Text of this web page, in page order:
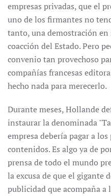
empresas privadas, que el
uno de los firmantes no
tanto, una demostración
coacción del Estado. Pero
convenio tan provechoso
compañías francesas
hecho nada para merecerlo.
Durante meses, Hollande
instaurar la denominada
empresa debería pagar a
contenidos. Es algo ya de
prensa de todo el mundo
la excusa de que el gigante
publicidad que acompaña a